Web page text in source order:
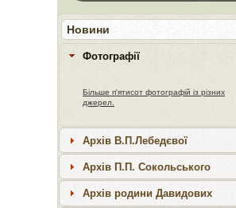
Новини
Фотографії
Більше п'ятисот фотографій із різних
джерел.
Архів В.П.Лебедєвої
Архів П.П. Сокольського
Архів родини Давидових